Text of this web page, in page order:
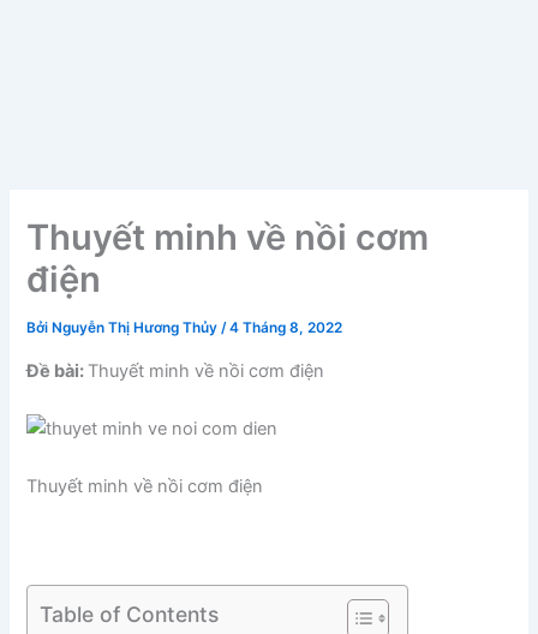
Thuyết minh về nồi cơm
điện
Bởi Nguyễn Thị Hương Thủy/4 Tháng 8, 2022
Đề bài: Thuyết minh về nồi cơm điện
Thuyết minh về nồi cơm điện
Table of Contents